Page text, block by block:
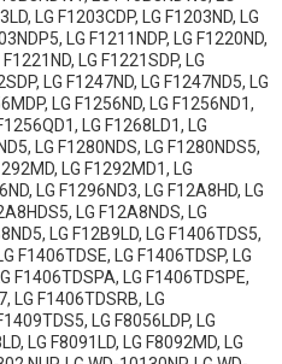
LG WD-80160SUP
LG WD-80164SP
LG WD-80185NUP
LG WD-80187NUP
LG WD-80192S
LG WD-80250NP
LG WD-80250SP
LG F1203CDP, LG F1203ND, LG
LG F1211NDP, LG F1220ND,
LG F1221SDP, LG
LG F1247ND, LG F1247ND5, LG
LG F1256ND, LG F1256ND1,
LG F1268LD1, LG
LG F1280NDS, LG F1280NDS5,
LG F1292MD1, LG
LG F1296ND3, LG F12A8HD, LG
LG F12A8NDS, LG
LG F12B9LD, LG F1406TDS5,
F1406TDSE, LG F1406TDSP, LG
F1406TDSPA, LG F1406TDSPE,
LG F1406TDSRB, LG
LG F8056LDP, LG
LG F8091LD, LG F8092MD, LG